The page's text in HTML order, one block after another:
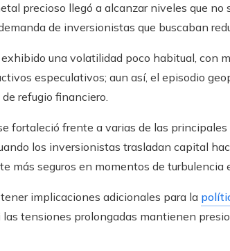
precioso llegó a alcanzar niveles que no
de inversionistas que buscaban
una volatilidad poco habitual, con
especulativos; aun así, el episodio
refugio financiero.
fortaleció frente a varias de las
los inversionistas trasladan capital
más seguros en momentos de turbulencia
implicaciones adicionales para la
tensiones prolongadas mantienen